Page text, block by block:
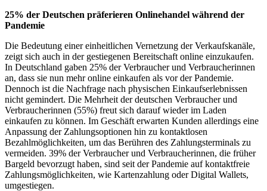
25% der Deutschen präferieren Onlinehandel während der
Pandemie
Die Bedeutung einer einheitlichen Vernetzung der Verkaufskanäle,
zeigt sich auch in der gestiegenen Bereitschaft online einzukaufen.
In Deutschland gaben 25% der Verbraucher und Verbraucherinnen
an, dass sie nun mehr online einkaufen als vor der Pandemie.
Dennoch ist die Nachfrage nach physischen Einkaufserlebnissen
nicht gemindert. Die Mehrheit der deutschen Verbraucher und
Verbraucherinnen (55%) freut sich darauf wieder im Laden
einkaufen zu können. Im Geschäft erwarten Kunden allerdings eine
Anpassung der Zahlungsoptionen hin zu kontaktlosen
Bezahlmöglichkeiten, um das Berühren des Zahlungsterminals zu
vermeiden. 39% der Verbraucher und Verbraucherinnen, die früher
Bargeld bevorzugt haben, sind seit der Pandemie auf kontaktfreie
Zahlungsmöglichkeiten, wie Kartenzahlung oder Digital Wallets,
umgestiegen.